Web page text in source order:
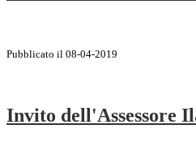
Pubblicato il 08-04-2019
Invito dell'Assessore